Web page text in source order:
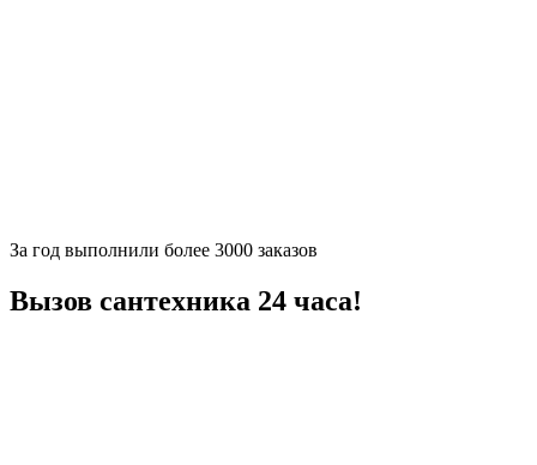
За год выполнили более 3000 заказов
Вызов сантехника 24 часа!